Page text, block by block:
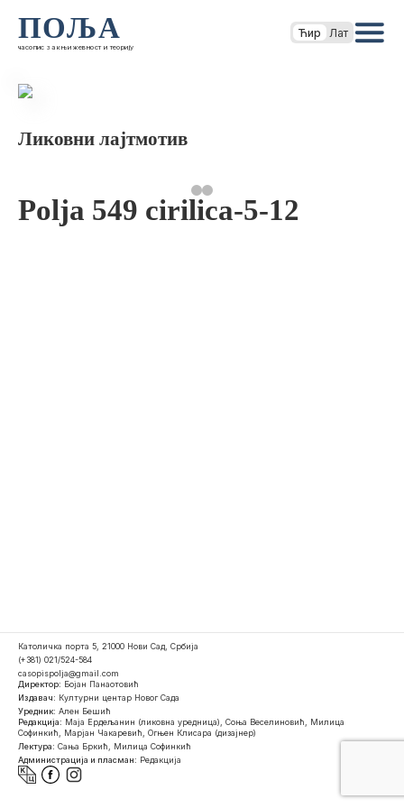
ПОЉА
часопис за књижевност и теорију
Ћир Лат
Ликовни лајтмотив
Polja 549 cirilica-5-12
Католичка порта 5, 21000 Нови Сад, Србија
(+381) 021/524-584
casopispolja@gmail.com
Директор: Бојан Панаотовић
Издавач: Културни центар Новог Сада
Уредник: Ален Бешић
Редакција: Маја Ердељанин (ликовна уредница), Соња Веселиновић, Милица
Софинкић, Марјан Чакаревић, Огњен Клисара (дизајнер)
Лектура: Сања Бркић, Милица Софинкић
Администрација и пласман: Редакција